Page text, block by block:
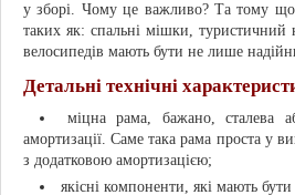
у зборі. Чому це важливо? Та тому
таких як: спальні мішки, туристичний
велосипедів мають бути не лише
Детальні технічні
міцна рама, бажано, сталева
амортизації. Саме така рама проста у
з додатковою амортизацією;
якісні компоненти, які мають